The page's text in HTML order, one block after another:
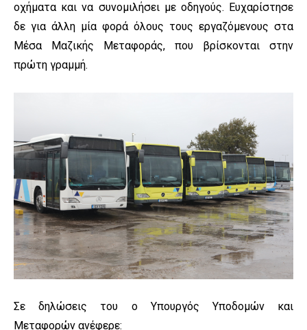
οχήματα και να συνομιλήσει με οδηγούς. Ευχαρίστησε
δε για άλλη μία φορά όλους τους εργαζόμενους στα
Μέσα Μαζικής Μεταφοράς, που βρίσκονται στην
πρώτη γραμμή.
Σε δηλώσεις του ο Υπουργός Υποδομών και
Μεταφορών ανέφερε: